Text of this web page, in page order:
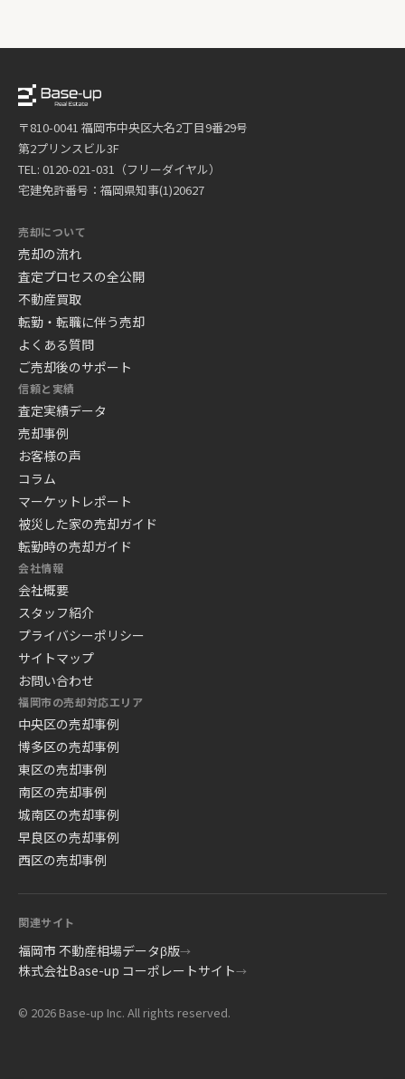
〒810-0041 福岡市中央区大名2丁目9番29号
第2プリンスビル3F
TEL: 0120-021-031（フリーダイヤル）
宅建免許番号：福岡県知事(1)20627
売却について
売却の流れ
査定プロセスの全公開
不動産買取
転勤・転職に伴う売却
よくある質問
ご売却後のサポート
信頼と実績
査定実績データ
売却事例
お客様の声
コラム
マーケットレポート
被災した家の売却ガイド
転勤時の売却ガイド
会社情報
会社概要
スタッフ紹介
プライバシーポリシー
サイトマップ
お問い合わせ
福岡市の売却対応エリア
中央区の売却事例
博多区の売却事例
東区の売却事例
南区の売却事例
城南区の売却事例
早良区の売却事例
西区の売却事例
関連サイト
福岡市 不動産相場データβ版→
株式会社Base-up コーポレートサイト→
© 2026 Base-up Inc. All rights reserved.